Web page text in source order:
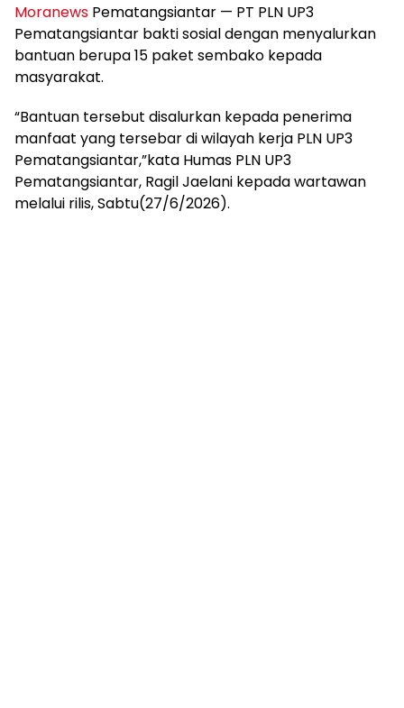
Moranews Pematangsiantar — PT PLN UP3
Pematangsiantar bakti sosial dengan menyalurkan
bantuan berupa 15 paket sembako kepada
masyarakat.
“Bantuan tersebut disalurkan kepada penerima
manfaat yang tersebar di wilayah kerja PLN UP3
Pematangsiantar,”kata Humas PLN UP3
Pematangsiantar, Ragil Jaelani kepada wartawan
melalui rilis, Sabtu(27/6/2026).